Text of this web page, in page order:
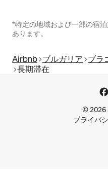
*特定の地域および一部の宿
あります。
Airbnb ブルガリア ブラ
長期滞在
© 2026
プライバ